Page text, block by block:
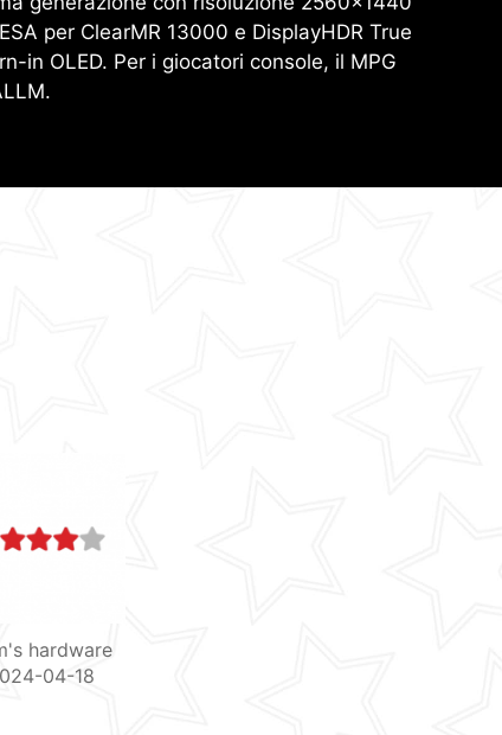
per ClearMR 13000 e DisplayHDR True
in OLED. Per i giocatori console, il MPG
hardware
04-18